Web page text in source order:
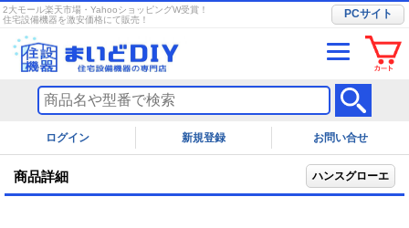
2大モール楽天市場・YahooショッピングW受賞！
住宅設備機器を激安価格にて販売！
PCサイト
ログイン お問い合せ
商品詳細 ハンスグローエ